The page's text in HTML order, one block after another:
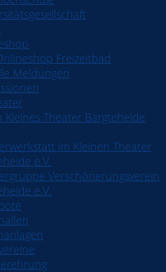
Freizeitbad
Meldungen
Kleines Theater Bargteheide
im Kleinen Theater
e.V.
Verschönerungsverein
e.V.